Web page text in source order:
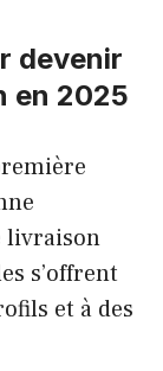
devenir
en 2025
livraison
s’offrent
et à des